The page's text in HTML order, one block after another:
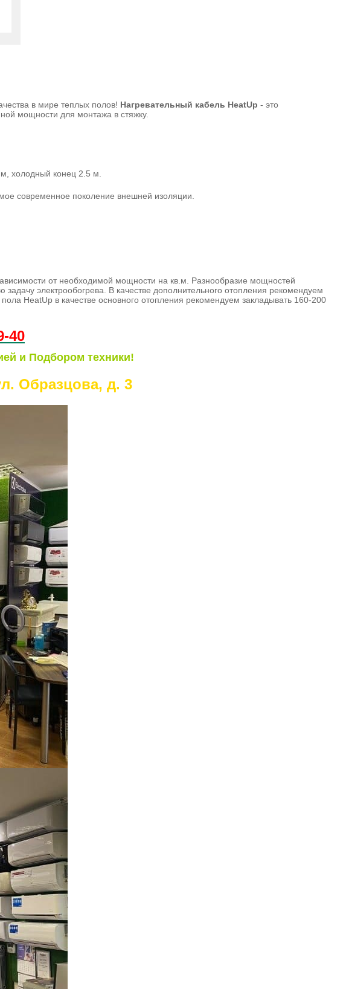
в мире теплых полов! Нагревательный кабель HeatUp - это
мощности для монтажа в стяжку.
холодный конец 2.5 м.
современное поколение внешней изоляции.
от необходимой мощности на кв.м. Разнообразие мощностей
задачу электрообогрева. В качестве дополнительного отопления рекомендуем
HeatUp в качестве основного отопления рекомендуем закладывать 160-200
40
и Подбором техники!
Образцова, д. 3